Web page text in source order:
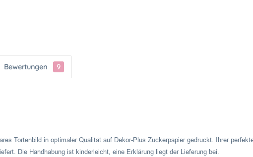
Bewertungen 9
Tortenbild in optimaler Qualität auf Dekor-Plus Zuckerpapier gedruckt. Ihrer
Die Handhabung ist kinderleicht, eine Erklärung liegt der Lieferung bei.